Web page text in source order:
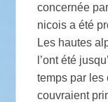
concernée
nicois a été
Les hautes
l’ont été
temps par les
couvraient